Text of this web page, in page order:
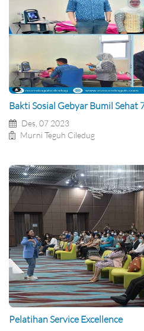
Bakti Sosial Gebyar Bumil Sehat
Des, 07 2023
Murni Teguh Ciledug
Pelatihan Service Excellence